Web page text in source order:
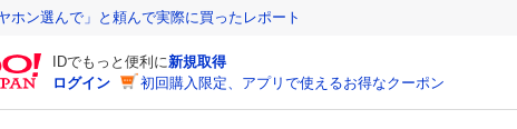
ホン選んで」と頼んで実際に買ったレポート
IDでもっと便利に新規取得
ログイン
初回購入限定、アプリで使えるお得なクーポン